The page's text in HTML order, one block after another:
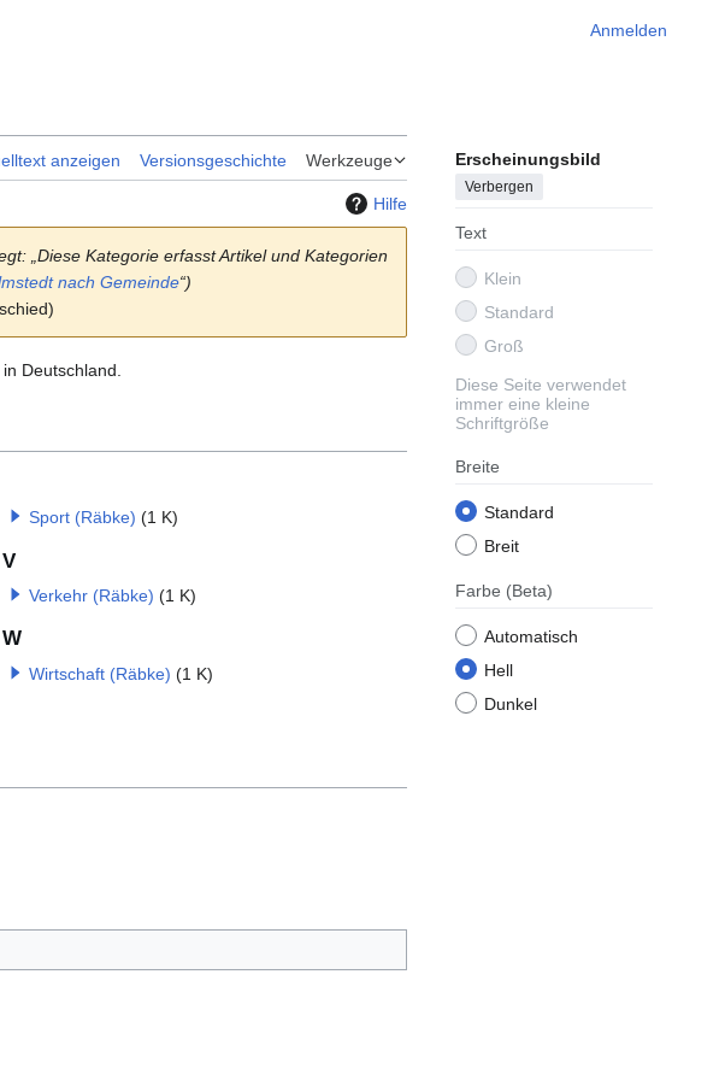
Anmelden
anzeigen Versionsgeschichte Werkzeuge Erscheinungsbild
Verbergen
Text
Klein
Standard
Groß
Diese Seite verwendet
immer eine kleine
Schriftgröße
Breite
Standard
Breit
Farbe (Beta)
Automatisch
Hell
Dunkel
Hilfe
„Diese Kategorie erfasst Artikel und Kategorien
nach Gemeinde“)
Deutschland.
Sport (Räbke) (1 K)
V
Verkehr (Räbke) (1 K)
W
Wirtschaft (Räbke) (1 K)